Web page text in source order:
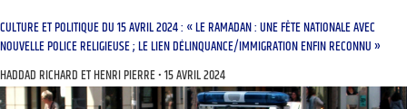
CULTURE ET POLITIQUE DU 15 AVRIL 2024 : « LE RAMADAN : UNE FÊTE NATIONALE AVEC
NOUVELLE POLICE RELIGIEUSE ; LE LIEN DÉLINQUANCE/IMMIGRATION ENFIN RECONNU »
HADDAD RICHARD ET HENRI PIERRE 15 AVRIL 2024